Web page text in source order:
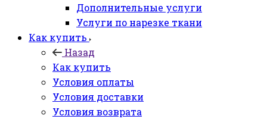
Дополнительные услуги
Услуги по нарезке ткани
Как купить
Назад
Как купить
Условия оплаты
Условия доставки
Условия возврата